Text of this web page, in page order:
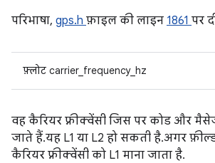
परिभाषा, gps.h फ़ाइल की लाइन 1861 पर
फ़्लोट carrier_frequency_hz
वह कैरियर फ़्रीक्वेंसी जिस पर कोड और
जाते हैं. यह L1 या L2 हो सकती है. अगर
कैरियर फ़्रीक्वेंसी को L1 माना जाता है.